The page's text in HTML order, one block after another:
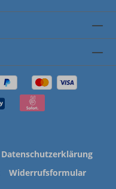
Datenschutzerklärung
Widerrufsformular